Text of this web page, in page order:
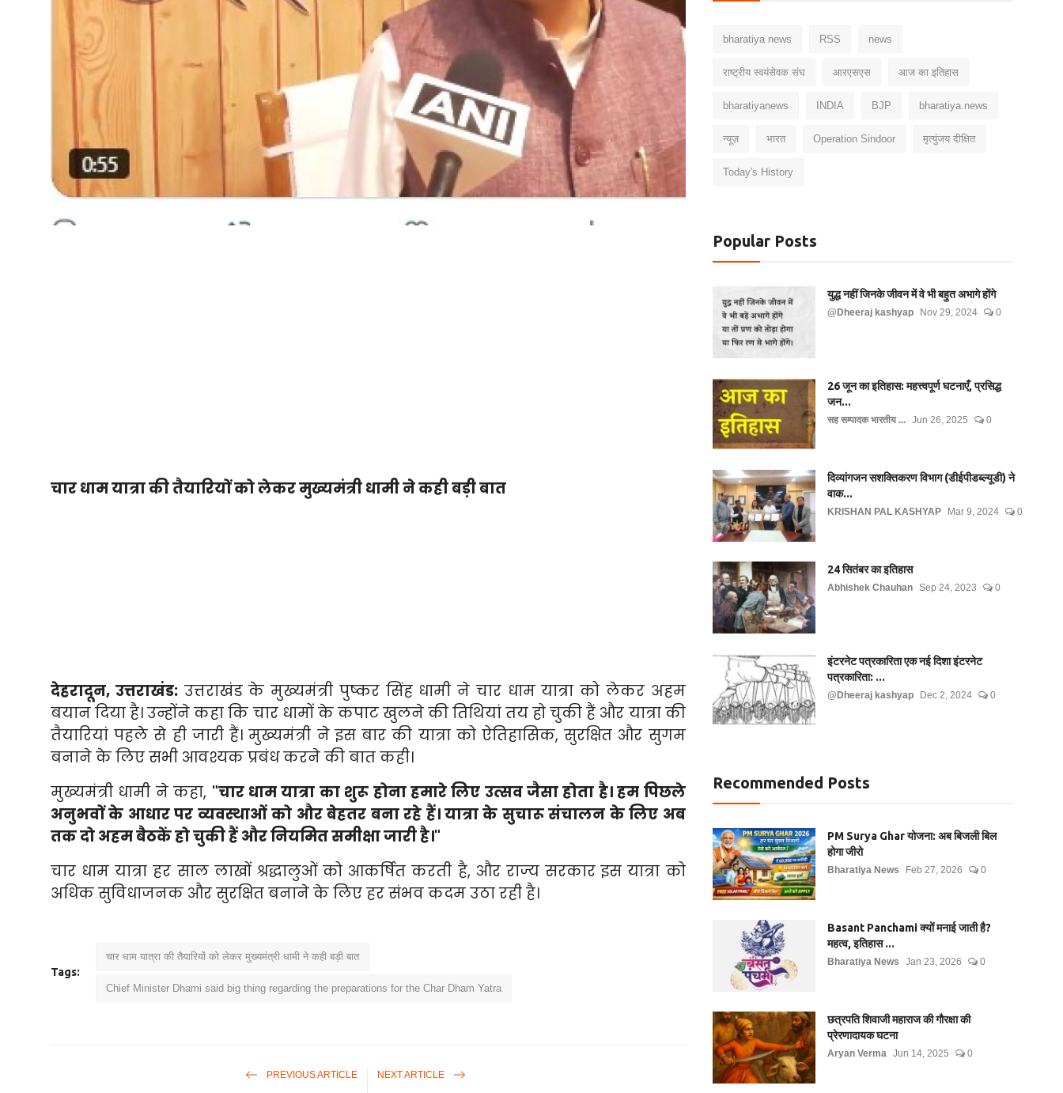
चार धाम यात्रा की तैयारियों को लेकर मुख्यमंत्री धामी ने कही बड़ी बात
देहरादून, उत्तराखंड:उत्तराखंड के मुख्यमंत्री पुष्कर सिंह धामी ने चार धाम यात्रा को लेकर अहम
बयान दिया है। उन्होंने कहा कि चार धामों के कपाट खुलने की तिथियां तय हो चुकी हैं और यात्रा की
तैयारियां पहले से ही जारी हैं। मुख्यमंत्री ने इस बार की यात्रा को ऐतिहासिक, सुरक्षित और सुगम
बनाने के लिए सभी आवश्यक प्रबंध करने की बात कही।
मुख्यमंत्री धामी ने कहा, "चार धाम यात्रा का शुरू होना हमारे लिए उत्सव जैसा होता है। हम पिछले
अनुभवों के आधार पर व्यवस्थाओं को और बेहतर बना रहे हैं। यात्रा के सुचारू संचालन के लिए अब
तक दो अहम बैठकें हो चुकी हैं और नियमित समीक्षा जारी है।"
चार धाम यात्रा हर साल लाखों श्रद्धालुओं को आकर्षित करती है, और राज्य सरकार इस यात्रा को
अधिक सुविधाजनक और सुरक्षित बनाने के लिए हर संभव कदम उठा रही है।
Tags:
चार धाम यात्रा की तैयारियों को लेकर मुख्यमंत्री धामी ने कही बड़ी बात
Chief Minister Dhami said big thing regarding the preparations for the Char Dham Yatra
PREVIOUS ARTICLE NEXT ARTICLE
bharatiya news RSS news
राष्ट्रीय स्वयंसेवक संघ आरएसएस आज का इतिहास
bharatiyanews INDIA BJP bharatiya.news
न्यूज़ भारत Operation Sindoor मृत्युंजय दीक्षित
Today's History
Popular Posts
युद्ध नहीं जिनके जीवन में वे भी बहुत अभागे होंगे
@Dheeraj kashyap Nov 29, 2024 0
26 जून का इतिहास: महत्त्वपूर्ण घटनाएँ, प्रसिद्ध
जन...
सह सम्पादक भारतीय ... Jun 26, 2025 0
दिव्यांगजन सशक्तिकरण विभाग (डीईपीडब्ल्यूडी) ने
वाक...
KRISHAN PAL KASHYAP Mar 9, 2024 0
24 सितंबर का इतिहास
Abhishek Chauhan Sep 24, 2023 0
इंटरनेट पत्रकारिता एक नई दिशा इंटरनेट
पत्रकारिता: ...
@Dheeraj kashyap Dec 2, 2024 0
Recommended Posts
PM Surya Ghar योजना: अब बिजली बिल
होगा जीरो
Bharatiya News Feb 27, 2026 0
Basant Panchami क्यों मनाई जाती है?
महत्व, इतिहास ...
Bharatiya News Jan 23, 2026 0
छत्रपति शिवाजी महाराज की गौरक्षा की
प्रेरणादायक घटना
Aryan Verma Jun 14, 2025 0